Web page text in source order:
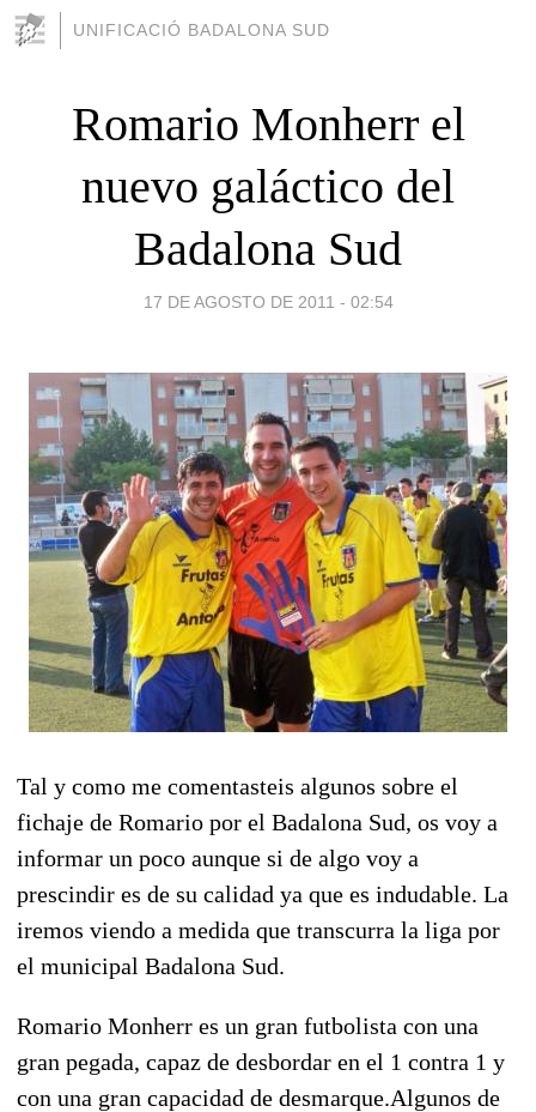
UNIFICACIÓ BADALONA SUD
Romario Monherr el
nuevo galáctico del
Badalona Sud
17 DE AGOSTO DE 2011 - 02:54
Tal y como me comentasteis algunos sobre el
fichaje de Romario por el Badalona Sud, os voy a
informar un poco aunque si de algo voy a
prescindir es de su calidad ya que es indudable. La
iremos viendo a medida que transcurra la liga por
el municipal Badalona Sud.
Romario Monherr es un gran futbolista con una
gran pegada, capaz de desbordar en el 1 contra 1 y
con una gran capacidad de desmarque.Algunos de